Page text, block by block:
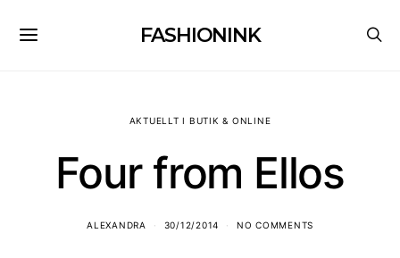
FASHIONINK
AKTUELLT I BUTIK & ONLINE
Four from Ellos
ALEXANDRA 30/12/2014 NO COMMENTS